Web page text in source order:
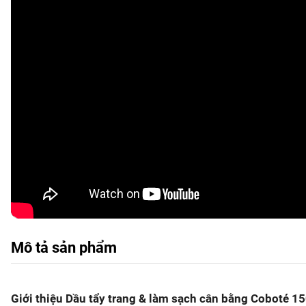
Mô tả sản phẩm
Giới thiệu Dầu tẩy trang & làm sạch cân bằng Coboté